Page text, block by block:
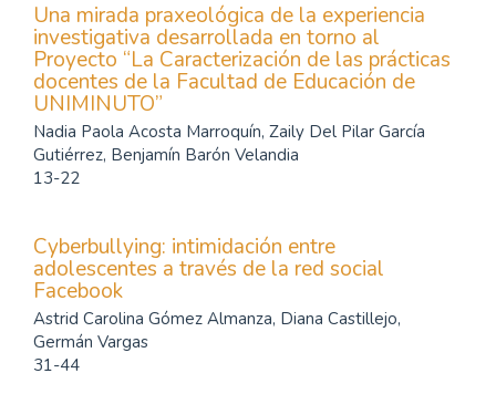
Una mirada praxeológica de la experiencia
investigativa desarrollada en torno al
Proyecto “La Caracterización de las prácticas
docentes de la Facultad de Educación de
UNIMINUTO”
Nadia Paola Acosta Marroquín, Zaily Del Pilar García
Gutiérrez, Benjamín Barón Velandia
13-22
Cyberbullying: intimidación entre
adolescentes a través de la red social
Facebook
Astrid Carolina Gómez Almanza, Diana Castillejo,
Germán Vargas
31-44